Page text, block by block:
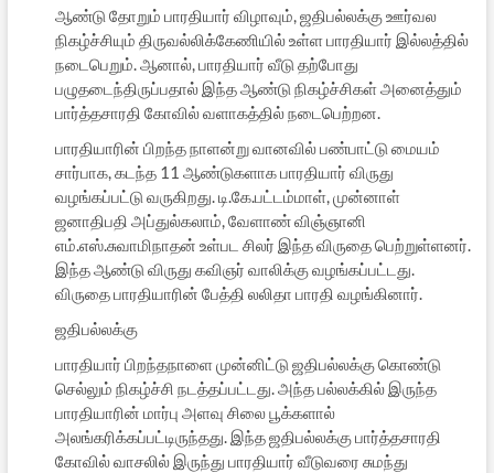
ஆண்டு தோறும் பாரதியார் விழாவும், ஜதிபல்லக்கு ஊர்வல
நிகழ்ச்சியும் திருவல்லிக்கேணியில் உள்ள பாரதியார் இல்லத்தில்
நடைபெறும். ஆனால், பாரதியார் வீடு தற்போது
பழுதடைந்திருப்பதால் இந்த ஆண்டு நிகழ்ச்சிகள் அனைத்தும்
பார்த்தசாரதி கோவில் வளாகத்தில் நடைபெற்றன.
பாரதியாரின் பிறந்த நாளன்று வானவில் பண்பாட்டு மையம்
சார்பாக, கடந்த 11 ஆண்டுகளாக பாரதியார் விருது
வழங்கப்பட்டு வருகிறது. டி.கே.பட்டம்மாள், முன்னாள்
ஜனாதிபதி அப்துல்கலாம், வேளாண் விஞ்ஞானி
எம்.எஸ்.சுவாமிநாதன் உள்பட சிலர் இந்த விருதை பெற்றுள்ளனர்.
இந்த ஆண்டு விருது கவிஞர் வாலிக்கு வழங்கப்பட்டது.
விருதை பாரதியாரின் பேத்தி லலிதா பாரதி வழங்கினார்.
ஜதிபல்லக்கு
பாரதியார் பிறந்தநாளை முன்னிட்டு ஜதிபல்லக்கு கொண்டு
செல்லும் நிகழ்ச்சி நடத்தப்பட்டது. அந்த பல்லக்கில் இருந்த
பாரதியாரின் மார்பு அளவு சிலை பூக்களால்
அலங்கரிக்கப்பட்டிருந்தது. இந்த ஜதிபல்லக்கு பார்த்தசாரதி
கோவில் வாசலில் இருந்து பாரதியார் வீடுவரை சுமந்து